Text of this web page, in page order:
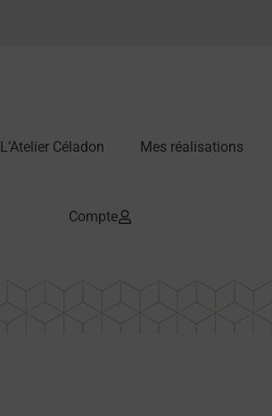
L’Atelier Céladon Mes réalisations
Compte